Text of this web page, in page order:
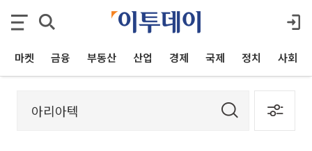
마켓 금융 부동산 산업 경제 국제 정치 사회